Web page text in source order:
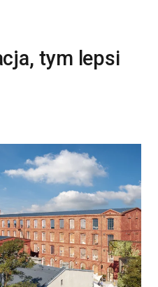
tym lepsi